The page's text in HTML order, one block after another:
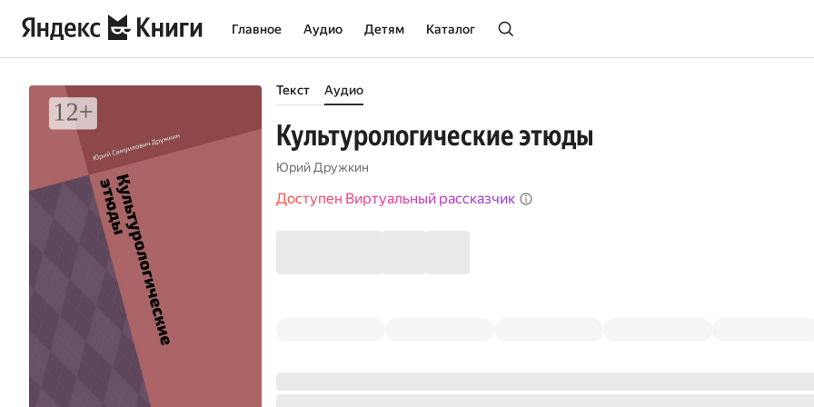
Главное Аудио Детям Каталог
Текст Аудио
Культурологические этюды
Юрий Дружкин
Доступен Виртуальный рассказчик